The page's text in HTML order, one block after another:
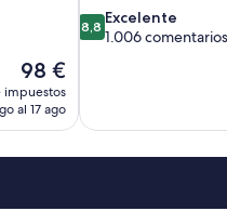
El
precio
actual
98 €
98 €
impuestos
al 17 ago
8.8
sobre
8,8 Excelente
1.006 comentarios